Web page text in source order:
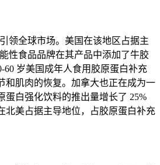
领全球市场。美国在该地区占据主
性食品品牌在其产品中添加了牛胶
60 岁美国成年人食用胶原蛋白补充
和肌肉的恢复。加拿大也正在成为一
蛋白强化饮料的推出量增长了 25%
北美占据主导地位，占胶原蛋白补充